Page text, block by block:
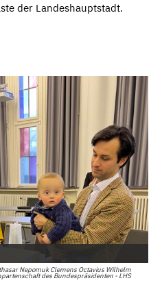
der Landeshauptstadt.
Nepomuk Clemens Octavius Wilhelm
des Bundespräsidenten - LHS